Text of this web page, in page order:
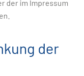
der im Impressum
der